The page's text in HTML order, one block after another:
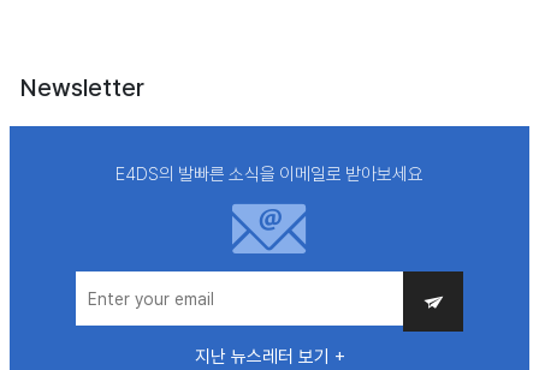
Newsletter
E4DS의 발빠른 소식을 이메일로 받아보세요
지난 뉴스레터 보기 +